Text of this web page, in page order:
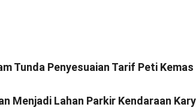
Tunda Penyesuaian Tarif Peti Kemas
Menjadi Lahan Parkir Kendaraan